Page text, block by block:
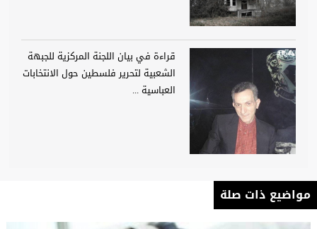
قراءة في بيان اللجنة المركزية للجبهة
الشعبية لتحرير فلسطين حول الانتخابات
العباسية ...
مواضيع ذات صلة